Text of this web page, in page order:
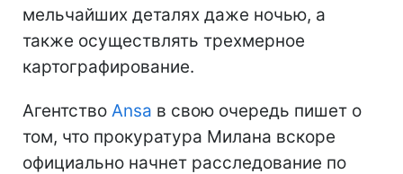
мельчайших деталях даже ночью, а
также осуществлять трехмерное
картографирование.
Агентство Ansa в свою очередь пишет о
том, что прокуратура Милана вскоре
официально начнет расследование по